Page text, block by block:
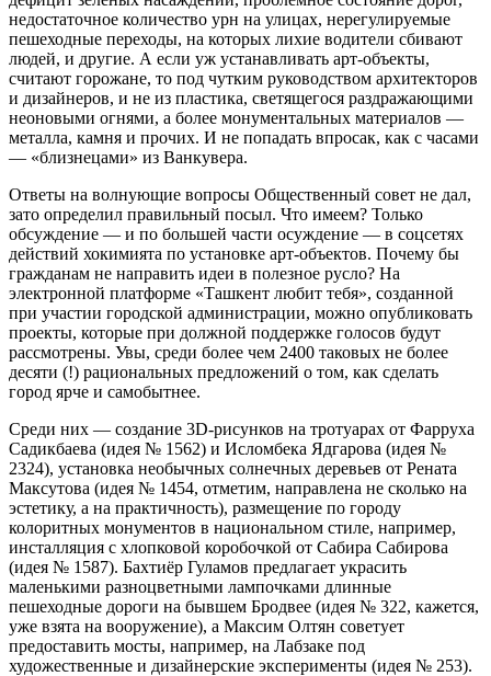
недостаточное количество урн на улицах, нерегулируемые
пешеходные переходы, на которых лихие водители сбивают
людей, и другие. А если уж устанавливать арт-объекты,
считают горожане, то под чутким руководством архитекторов
и дизайнеров, и не из пластика, светящегося раздражающими
неоновыми огнями, а более монументальных материалов —
металла, камня и прочих. И не попадать впросак, как с часами
— «близнецами» из Ванкувера.
Ответы на волнующие вопросы Общественный совет не дал,
зато определил правильный посыл. Что имеем? Только
обсуждение — и по большей части осуждение — в соцсетях
действий хокимията по установке арт-объектов. Почему бы
гражданам не направить идеи в полезное русло? На
электронной платформе «Ташкент любит тебя», созданной
при участии городской администрации, можно опубликовать
проекты, которые при должной поддержке голосов будут
рассмотрены. Увы, среди более чем 2400 таковых не более
десяти (!) рациональных предложений о том, как сделать
город ярче и самобытнее.
Среди них — создание 3D-рисунков на тротуарах от Фарруха
Садикбаева (идея № 1562) и Исломбека Ядгарова (идея №
2324), установка необычных солнечных деревьев от Рената
Максутова (идея № 1454, отметим, направлена не сколько на
эстетику, а на практичность), размещение по городу
колоритных монументов в национальном стиле, например,
инсталляция с хлопковой коробочкой от Сабира Сабирова
(идея № 1587). Бахтиёр Гуламов предлагает украсить
маленькими разноцветными лампочками длинные
пешеходные дороги на бывшем Бродвее (идея № 322, кажется,
уже взята на вооружение), а Максим Олтян советует
предоставить мосты, например, на Лабзаке под
художественные и дизайнерские эксперименты (идея № 253).